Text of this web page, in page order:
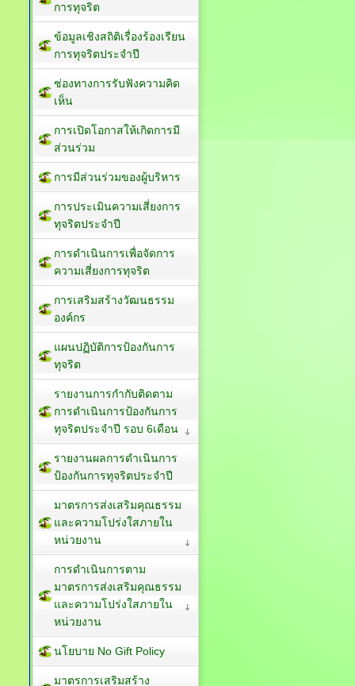
การทุจริต
ข้อมูลเชิงสถิติเรื่องร้องเรียน
การทุจริตประจำปี
ช่องทางการรับฟังความคิด
เห็น
การเปิดโอกาสให้เกิดการมี
ส่วนร่วม
การมีส่วนร่วมของผู้บริหาร
การประเมินความเสี่ยงการ
ทุจริตประจำปี
การดำเนินการเพื่อจัดการ
ความเสี่ยงการทุจริต
การเสริมสร้างวัฒนธรรม
องค์กร
แผนปฏิบัติการป้องกันการ
ทุจริต
รายงานการกำกับติดตาม
การดำเนินการป้องกันการ
ทุจริตประจำปี รอบ 6เดือน
รายงานผลการดำเนินการ
ป้องกันการทุจริตประจำปี
มาตรการส่งเสริมคุณธรรม
และความโปร่งใสภายใน
หน่วยงาน
การดำเนินการตาม
มาตรการส่งเสริมคุณธรรม
และความโปร่งใสภายใน
หน่วยงาน
นโยบาย No Gift Policy
มาตรการเสริมสร้าง